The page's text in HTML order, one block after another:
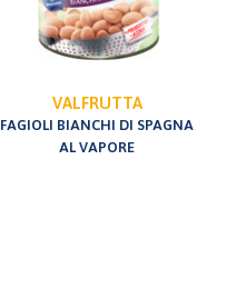
VALFRUTTA
FAGIOLI BIANCHI DI SPAGNA
AL VAPORE